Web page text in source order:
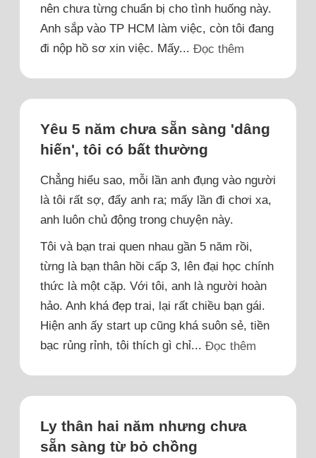
nên chưa từng chuẩn bị cho tình huống này.
Anh sắp vào TP HCM làm việc, còn tôi đang
đi nộp hồ sơ xin việc. Mấy... Đọc thêm
Yêu 5 năm chưa sẵn sàng 'dâng
hiến', tôi có bất thường
Chẳng hiểu sao, mỗi lần anh đụng vào người
là tôi rất sợ, đẩy anh ra; mấy lần đi chơi xa,
anh luôn chủ động trong chuyện này.
Tôi và bạn trai quen nhau gần 5 năm rồi,
từng là bạn thân hồi cấp 3, lên đại học chính
thức là một cặp. Với tôi, anh là người hoàn
hảo. Anh khá đẹp trai, lại rất chiều bạn gái.
Hiện anh ấy start up cũng khá suôn sẻ, tiền
bạc rủng rỉnh, tôi thích gì chỉ... Đọc thêm
Ly thân hai năm nhưng chưa
sẵn sàng từ bỏ chồng